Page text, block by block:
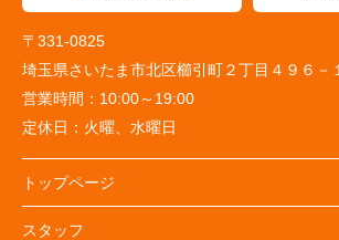
〒331-0825
埼玉県さいたま市北区櫛引町２丁目４９６－
営業時間： 10:00～19:00
定休日： 火曜、水曜日
トップページ
スタッフ